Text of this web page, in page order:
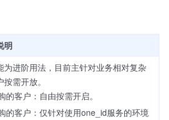
明
为进阶用法，目前主针对业务相对复杂
按需开放。
的客户：自由按需开启。
的客户：仅针对使用one_id服务的环境